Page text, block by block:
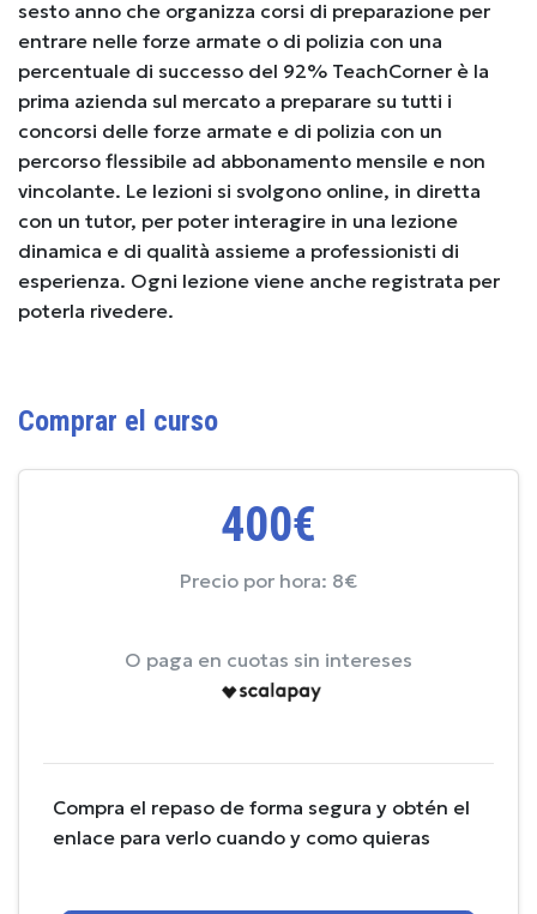
sesto anno che organizza corsi di preparazione per
entrare nelle forze armate o di polizia con una
percentuale di successo del 92% TeachCorner è la
prima azienda sul mercato a preparare su tutti i
concorsi delle forze armate e di polizia con un
percorso flessibile ad abbonamento mensile e non
vincolante. Le lezioni si svolgono online, in diretta
con un tutor, per poter interagire in una lezione
dinamica e di qualità assieme a professionisti di
esperienza. Ogni lezione viene anche registrata per
poterla rivedere.
Comprar el curso
400€
Precio por hora: 8€
O paga en cuotas sin intereses
Compra el repaso de forma segura y obtén el
enlace para verlo cuando y como quieras